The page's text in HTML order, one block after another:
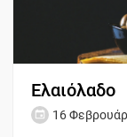
Ελαιόλαδο
16